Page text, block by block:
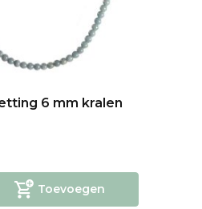
6 mm kralen
Toevoegen